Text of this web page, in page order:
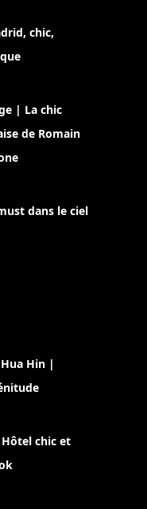
chic,
| La chic
de Romain
dans le ciel
Hin |
chic et